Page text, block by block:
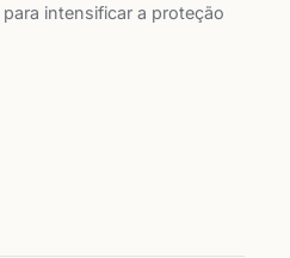
intensificar a proteção